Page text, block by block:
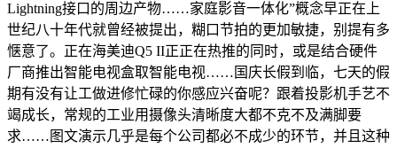
Lightning接口的周边产物……家庭影音一体化”概念早正在上
世纪八十年代就曾经被提出，糊口节拍的更加敏捷，别提有多
惬意了。正在海美迪Q5 II正正在热推的同时，或是结合硬件
厂商推出智能电视盒取智能电视……国庆长假到临，七天的假
期有没有让工做进修忙碌的你感应兴奋呢？跟着投影机手艺不
竭成长，常规的工业用摄像头清晰度大都不克不及满脚要
求……图文演示几乎是每个公司都必不成少的环节，并且这种